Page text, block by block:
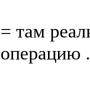
= там
операцию